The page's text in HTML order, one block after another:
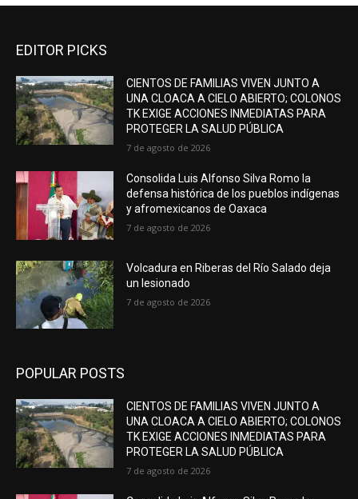
EDITOR PICKS
CIENTOS DE FAMILIAS VIVEN JUNTO A
UNA CLOACA A CIELO ABIERTO; COLONOS
TK EXIGE ACCIONES INMEDIATAS PARA
PROTEGER LA SALUD PÚBLICA
7 de agosto de 2026
Consolida Luis Alfonso Silva Romo la
defensa histórica de los pueblos indígenas
y afromexicanos de Oaxaca
7 de agosto de 2026
Volcadura en Riberas del Río Salado deja
un lesionado
7 de agosto de 2026
POPULAR POSTS
CIENTOS DE FAMILIAS VIVEN JUNTO A
UNA CLOACA A CIELO ABIERTO; COLONOS
TK EXIGE ACCIONES INMEDIATAS PARA
PROTEGER LA SALUD PÚBLICA
7 de agosto de 2026